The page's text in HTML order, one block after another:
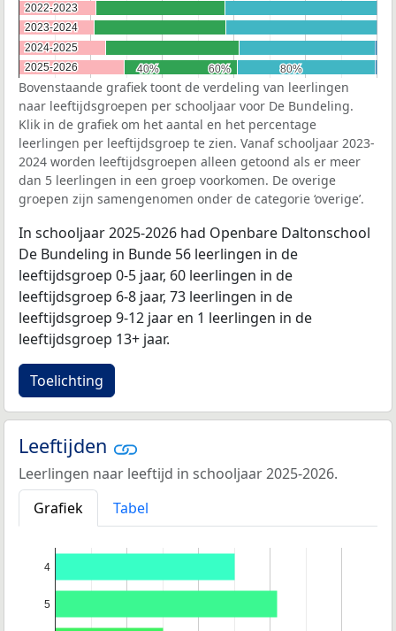
40%
40% 60%
60% 80%
80%
2022-2023
2022-2023
2023-2024
2023-2024
2024-2025
2024-2025
2025-2026
2025-2026
Bovenstaande grafiek toont de verdeling van leerlingen
naar leeftijdsgroepen per schooljaar voor De Bundeling.
Klik in de grafiek om het aantal en het percentage
leerlingen per leeftijdsgroep te zien. Vanaf schooljaar 2023-
2024 worden leeftijdsgroepen alleen getoond als er meer
dan 5 leerlingen in een groep voorkomen. De overige
groepen zijn samengenomen onder de categorie ‘overige’.
In schooljaar 2025-2026 had Openbare Daltonschool
De Bundeling in Bunde 56 leerlingen in de
leeftijdsgroep 0-5 jaar, 60 leerlingen in de
leeftijdsgroep 6-8 jaar, 73 leerlingen in de
leeftijdsgroep 9-12 jaar en 1 leerlingen in de
leeftijdsgroep 13+ jaar.
Toelichting
Leeftijden
Leerlingen naar leeftijd in schooljaar 2025-2026.
Grafiek
Tabel
4
5